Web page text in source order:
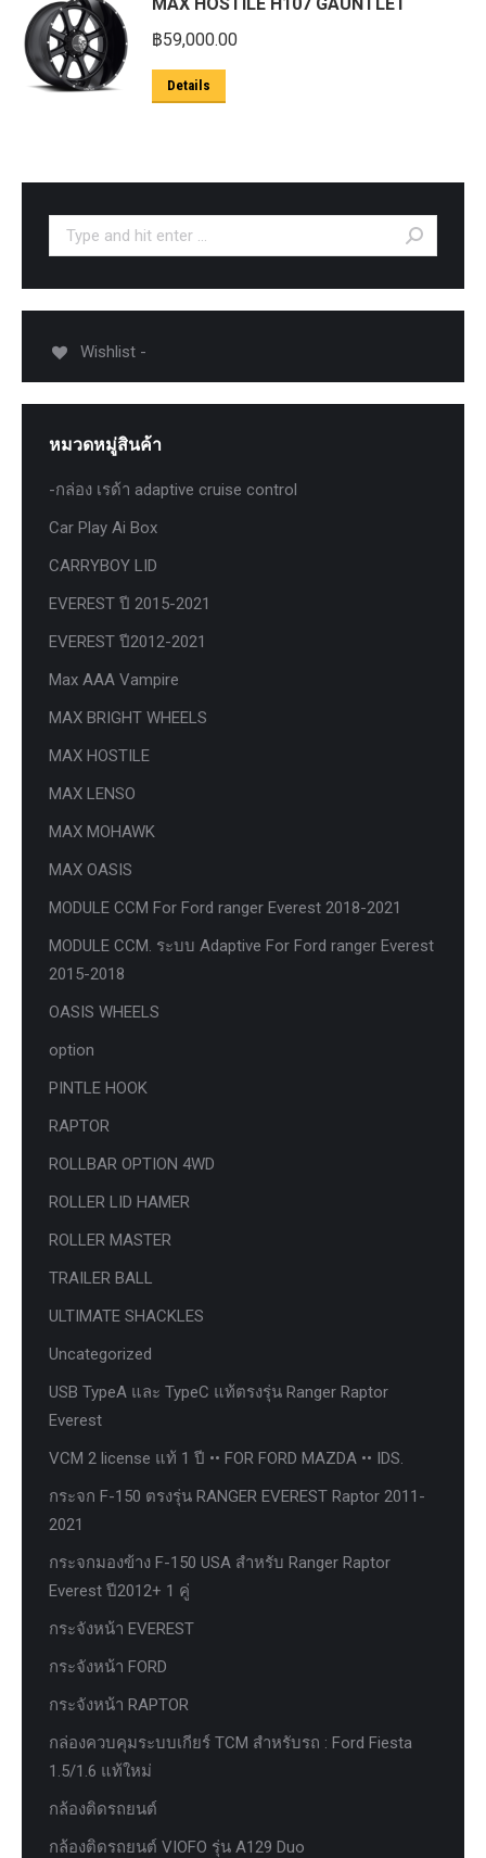
฿59,000.00
Details
Search:
Wishlist -
หมวดหมู่สินค้า
-กล่อง เรด้า adaptive cruise control
Car Play Ai Box
CARRYBOY LID
EVEREST ปี 2015-2021
EVEREST ปี2012-2021
Max AAA Vampire
MAX BRIGHT WHEELS
MAX HOSTILE
MAX LENSO
MAX MOHAWK
MAX OASIS
MODULE CCM For Ford ranger Everest 2018-2021
MODULE CCM. ระบบ Adaptive For Ford ranger Everest
2015-2018
OASIS WHEELS
option
PINTLE HOOK
RAPTOR
ROLLBAR OPTION 4WD
ROLLER LID HAMER
ROLLER MASTER
TRAILER BALL
ULTIMATE SHACKLES
Uncategorized
USB TypeA และ TypeC แท้ตรงรุ่น Ranger Raptor
Everest
VCM 2 license แท้ 1 ปี •• FOR FORD MAZDA •• IDS.
กระจก F-150 ตรงรุ่น RANGER EVEREST Raptor 2011-
2021
กระจกมองข้าง F-150 USA สำหรับ Ranger Raptor
Everest ปี2012+ 1 คู่
กระจังหน้า EVEREST
กระจังหน้า FORD
กระจังหน้า RAPTOR
กล่องควบคุมระบบเกียร์ TCM สำหรับรถ : Ford Fiesta
1.5/1.6 แท้ใหม่
กล้องติดรถยนต์
กล้องติดรถยนต์ VIOFO รุ่น A129 Duo